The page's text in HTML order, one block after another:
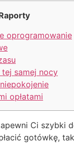
oprogramowanie
tej samej nocy
opłatami
Ci szybki
gotówkę,